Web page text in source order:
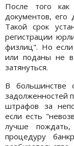
После того как
документов,
Такой срок
регистрации
физлиц". Но
или поданы не
затянуться.
В большинстве
задолженностей
штрафов за
если есть
лучше
процедуру